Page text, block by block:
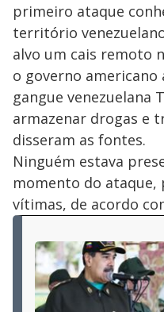
primeiro ataque
território
alvo um cais remoto
o governo americano
gangue venezuelana
armazenar drogas e
disseram as fontes.
Ninguém estava
momento do
vítimas, de acordo